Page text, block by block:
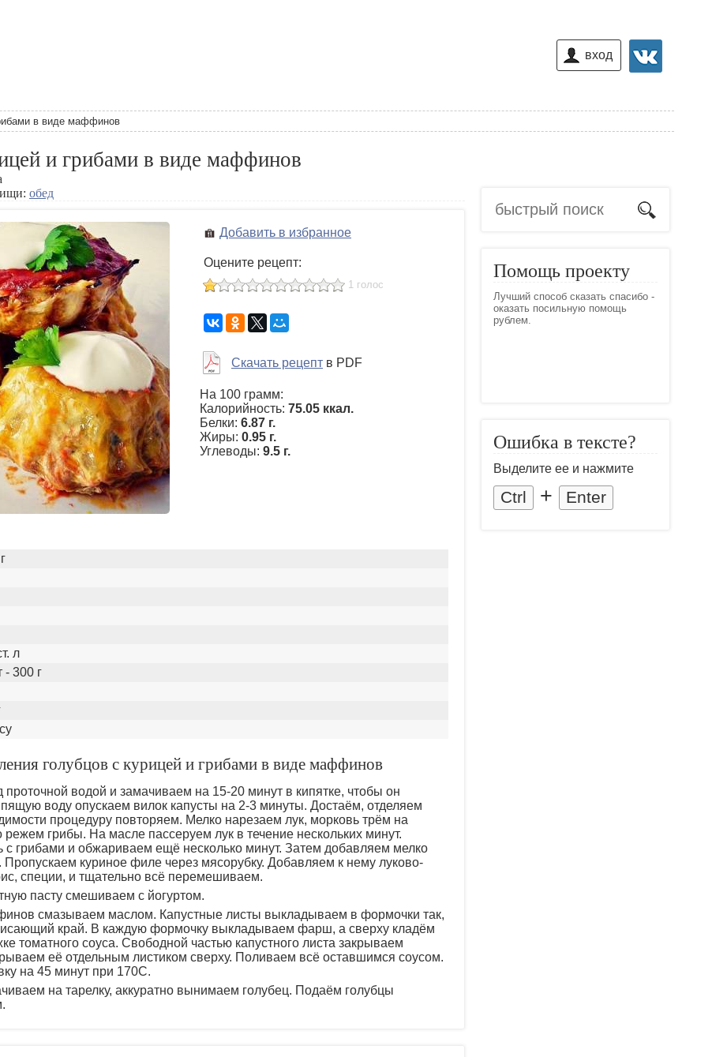
вход
в виде маффинов
и грибами в виде маффинов
обед
Добавить в избранное
Оцените рецепт:
1 голос
Скачать рецепт в PDF
На 100 грамм:
Калорийность: 75.05 ккал.
Белки: 6.87 г.
Жиры: 0.95 г.
Углеводы: 9.5 г.
л
- 300 г
голубцов с курицей и грибами в виде маффинов
водой и замачиваем на 15-20 минут в кипятке, чтобы он
воду опускаем вилок капусты на 2-3 минуты. Достаём, отделяем
процедуру повторяем. Мелко нарезаем лук, морковь трём на
режем грибы. На масле пассеруем лук в течение нескольких минут.
грибами и обжариваем ещё несколько минут. Затем добавляем мелко
Пропускаем куриное филе через мясорубку. Добавляем к нему луково-
специи, и тщательно всё перемешиваем.
пасту смешиваем с йогуртом.
смазываем маслом. Капустные листы выкладываем в формочки так,
край. В каждую формочку выкладываем фарш, а сверху кладём
томатного соуса. Свободной частью капустного листа закрываем
её отдельным листиком сверху. Поливаем всё оставшимся соусом.
на 45 минут при 170C.
на тарелку, аккуратно вынимаем голубец. Подаём голубцы
Помощь проекту
Лучший способ сказать спасибо -
оказать посильную помощь
рублем.
Ошибка в тексте?
Выделите ее и нажмите
Ctrl + Enter